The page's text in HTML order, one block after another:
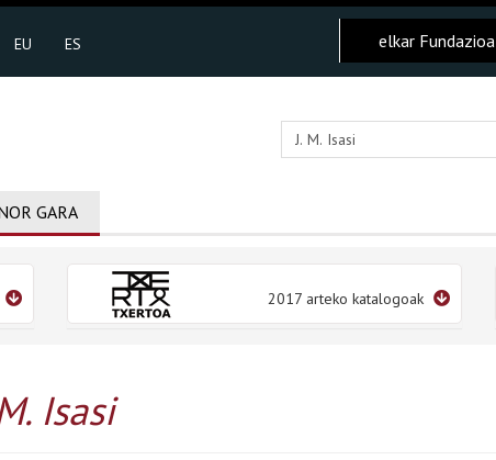
EU ES elkar Fundazioa
GARA
2017 arteko katalogoak
Isasi